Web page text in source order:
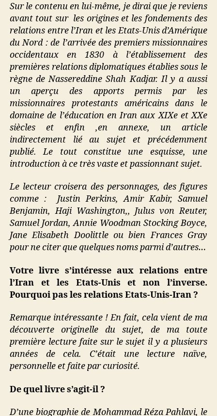
Sur le contenu en lui-même, je dirai que je reviens
avant tout sur les origines et les fondements des
relations entre l’Iran et les Etats-Unis d’Amérique
du Nord : de l’arrivée des premiers missionnaires
occidentaux en 1830 à l’établissement des
premières relations diplomatiques établies sous le
règne de Nassereddine Shah Kadjar. Il y a aussi
un aperçu des apports permis par les
missionnaires protestants américains dans le
domaine de l’éducation en Iran aux XIXe et XXe
siècles et enfin ,en annexe, un article
indirectement lié au sujet et précédemment
publié. Le tout constitue une esquisse, une
introduction à ce très vaste et passionnant sujet.
Le lecteur croisera des personnages, des figures
comme : Justin Perkins, Amir Kabir, Samuel
Benjamin, Haji Washington,, Julus von Reuter,
Samuel Jordan, Annie Woodman Stocking Boyce,
Jane Elisabeth Doolittle ou bien Frances Gray
pour ne citer que quelques noms parmi d’autres…
Votre livre s’intéresse aux relations entre
l’Iran et les Etats-Unis et non l’inverse.
Pourquoi pas les relations Etats-Unis-Iran ?
Remarque intéressante ! En fait, cela vient de ma
découverte originelle du sujet, de ma toute
première lecture faite sur le sujet il y a plusieurs
années de cela. C’était une lecture naïve,
personnelle et faite par curiosité.
De quel livre s’agit-il ?
D’une biographie de Mohammad Réza Pahlavi, le